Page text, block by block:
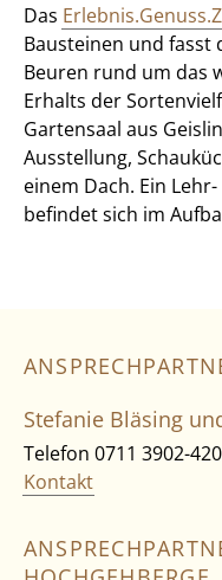
Das
Bausteinen und fasst
Beuren rund um das
Erhalts der
Gartensaal aus
Ausstellung,
einem Dach. Ein
befindet sich im
Stefanie Bläsing
Telefon 0711 3902-
Kontakt